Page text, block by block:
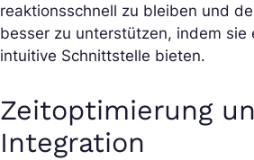
reaktionsschnell zu bleiben und
besser zu unterstützen, indem sie
intuitive Schnittstelle bieten.
Zeitoptimierung
Integration